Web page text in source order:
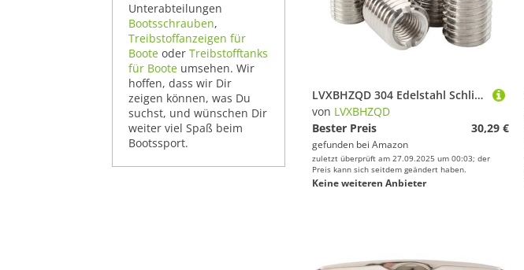
Unterabteilungen
Bootsschrauben,
Treibstoffanzeigen für
Boote oder Treibstofftanks
für Boote umsehen. Wir
hoffen, dass wir Dir
zeigen können, was Du
suchst, und wünschen Dir
weiter viel Spaß beim
Bootssport.
LVXBHZQD 304 Edelstahl Schlitz Innen Außen Gewinde Adapter Schraube M2-12Draht Gewinde Einsatz Hülse Umwandlung Mutter Koppler Convey1244(M2.5-M4X5X10pcs)
von LVXBHZQD
Bester Preis
30,29 €
gefunden bei Amazon
zuletzt überprüft am 27.09.2025 um 00:03; der
Preis kann sich seitdem geändert haben.
Keine weiteren Anbieter